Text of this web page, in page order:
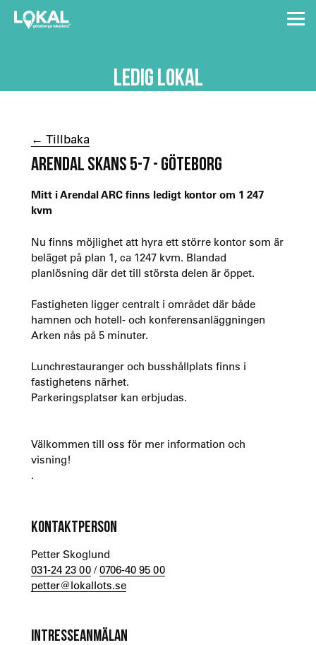
LEDIG LOKAL
← Tillbaka
ARENDAL SKANS 5-7 - GÖTEBORG
Mitt i Arendal ARC finns ledigt kontor om 1 247
kvm
Nu finns möjlighet att hyra ett större kontor som är
beläget på plan 1, ca 1247 kvm. Blandad
planlösning där det till största delen är öppet.
Fastigheten ligger centralt i området där både
hamnen och hotell- och konferensanläggningen
Arken nås på 5 minuter.
Lunchrestauranger och busshållplats finns i
fastighetens närhet.
Parkeringsplatser kan erbjudas.
Välkommen till oss för mer information och
visning!
.
KONTAKTPERSON
Petter Skoglund
031-24 23 00/0706-40 95 00
petter@lokallots.se
INTRESSEANMÄLAN